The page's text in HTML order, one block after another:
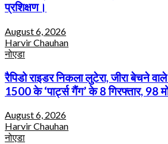
प्रशिक्षण।
August 6, 2026
Harvir Chauhan
नोएडा
रैपिडो राइडर निकला लुटेरा, जीरा बेचने
1500 के ‘पार्ट्स गैंग’ के 8 गिरफ्तार, 98
August 6, 2026
Harvir Chauhan
नोएडा